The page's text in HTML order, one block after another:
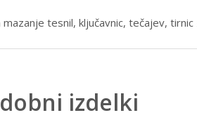
tesnil, ključavnic, tečajev,
izdelki